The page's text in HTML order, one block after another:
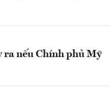
ra nếu Chính phủ Mỹ